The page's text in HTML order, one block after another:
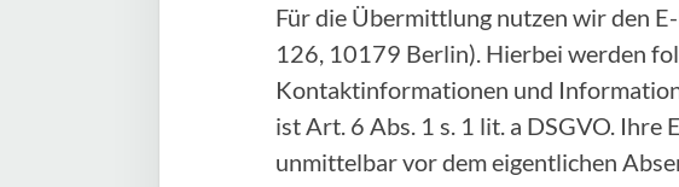
Für die Übermittlung nutzen wir den
126, 10179 Berlin). Hierbei werden
Kontaktinformationen und
ist Art. 6 Abs. 1 s. 1 lit. a DSGVO.
unmittelbar vor dem eigentlichen